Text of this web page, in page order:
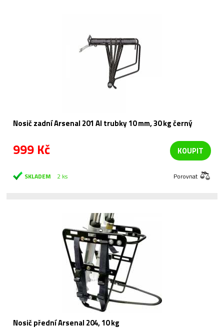
Nosič zadní Arsenal 201 Al trubky 10 mm, 30 kg černý
999 Kč KOUPIT
SKLADEM 2 ks Porovnat
Nosič přední Arsenal 204, 10 kg